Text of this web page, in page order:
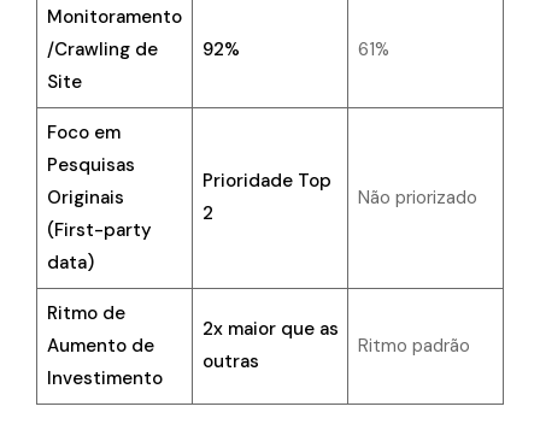
Monitoramento
/Crawling de
Site
92% 61%
Foco em
Pesquisas
Originais
(First-party
data)
Prioridade Top
2
Não priorizado
Ritmo de
Aumento de
Investimento
2x maior que as
outras
Ritmo padrão